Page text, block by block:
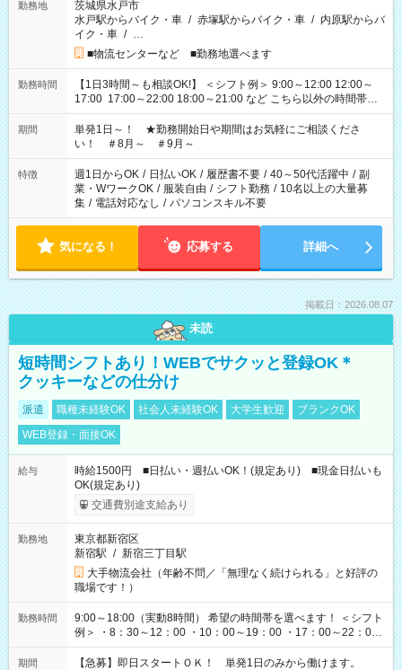
勤務地
茨城県水戸市
水戸駅からバイク・車 / 赤塚駅からバイク・車 / 内原駅からバ
イク・車 / …
■物流センターなど ■勤務地選べます
勤務時間
【1日3時間～も相談OK!】 ＜シフト例＞ 9:00～12:00 12:00～
17:00 17:00～22:00 18:00～21:00 など こちら以外の時間帯も
お気軽にご相談ください！
期間
単発1日～！ ★勤務開始日や期間はお気軽にご相談くださ
い！ ＃8月～ ＃9月～
特徴 週1日からOK / 日払いOK / 履歴書不要 / 40～50代活躍中 / 副
業・WワークOK / 服装自由 / シフト勤務 / 10名以上の大量募
集 / 電話対応なし / パソコンスキル不要
気になる！ 応募する 詳細へ
掲載日：2026.08.07
未読
短時間シフトあり！WEBでサクッと登録OK＊
クッキーなどの仕分け
派遣 職種未経験OK 社会人未経験OK 大学生歓迎
ブランクOK
WEB登録・面接OK
給与
時給1500円 ■日払い・週払いOK！(規定あり) ■現金日払いも
OK(規定あり)
交通費別途支給あり
勤務地
東京都新宿区
新宿駅 / 新宿三丁目駅
大手物流会社（年齢不問／「無理なく続けられる」と好評の
職場です！）
勤務時間
9:00～18:00（実動8時間） 希望の時間帯を選べます！ ＜シフト
例＞ ・8：30～12：00 ・10：00～19：00 ・17：00～22：00
・13：00～22：00 ・22：00～翌6：00 など
期間 【急募】即日スタートＯＫ！ 単発1日のみから働けます。